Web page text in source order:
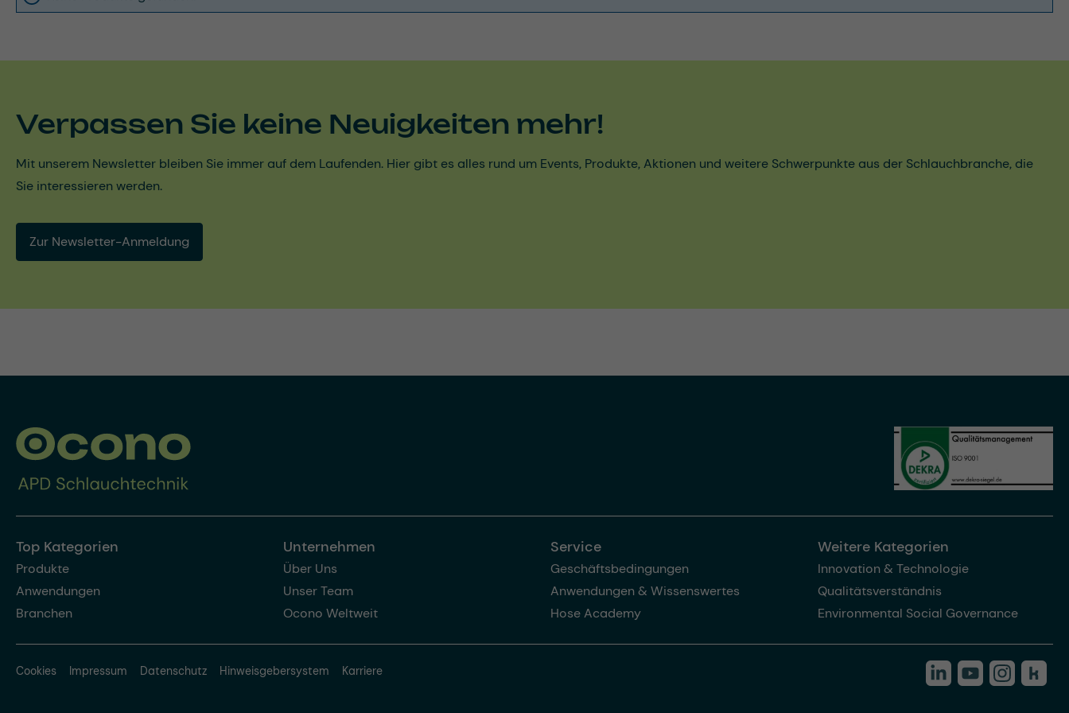
Verpassen Sie keine Neuigkeiten mehr!
Mit unserem Newsletter bleiben Sie immer auf dem Laufenden. Hier gibt es alles rund um Events, Produkte, Aktionen und weitere Schwerpunkte aus der Schlauchbranche, die
Sie interessieren werden.
Zur Newsletter-Anmeldung
Top Kategorien
Produkte
Anwendungen
Branchen
Unternehmen
Über Uns
Unser Team
Ocono Weltweit
Service
Geschäftsbedingungen
Anwendungen & Wissenswertes
Hose Academy
Weitere Kategorien
Innovation & Technologie
Qualitätsverständnis
Environmental Social Governance
Cookies Impressum Datenschutz Hinweisgebersystem Karriere